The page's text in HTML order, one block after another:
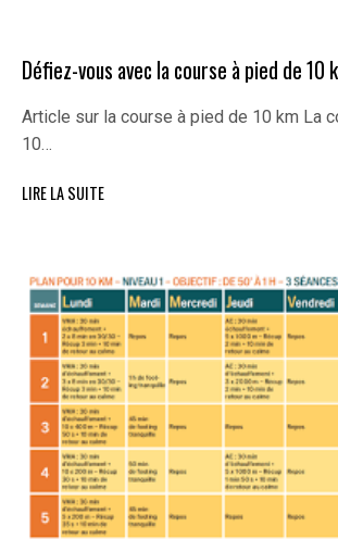
Défiez-vous avec la course à pied de 10
Article sur la course à pied de 10 km La
10…
LIRE LA SUITE